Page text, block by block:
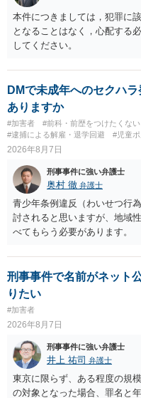
本件につきましては，犯罪に
となることはなく，心配する
してください。
DMで未成年へのセクハ
ありますか
#加害者 #前科・前歴をつけたくない
#逮捕による解雇・退学回避
#児童
2026年8月7日
刑事事件に強い弁護士
奥村 徹 弁護士
青少年条例違反（わいせつ行
討されると思いますが、地域
べてもらう必要があります。
刑事事件で名前がネット
りたい
#加害者
2026年8月7日
刑事事件に強い弁護士
井上 祐司 弁護士
東京に限らず、ある程度の規
の対象となった場合、罪名と